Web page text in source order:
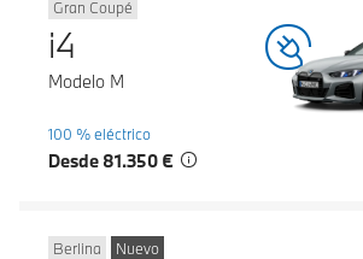
Gran Coupé
i4
Modelo M
100 % eléctrico
Desde 81.350 €
Berlina Nuevo